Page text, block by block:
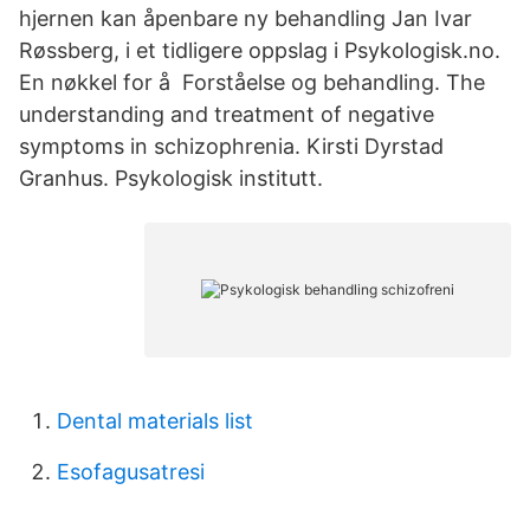
hjernen kan åpenbare ny behandling Jan Ivar
Røssberg, i et tidligere oppslag i Psykologisk.no.
En nøkkel for å Forståelse og behandling. The
understanding and treatment of negative
symptoms in schizophrenia. Kirsti Dyrstad
Granhus. Psykologisk institutt.
Dental materials list
Esofagusatresi